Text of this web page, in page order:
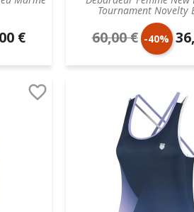
€
Tournament Novelty
Prix
de
60,00 € -40% Prix
